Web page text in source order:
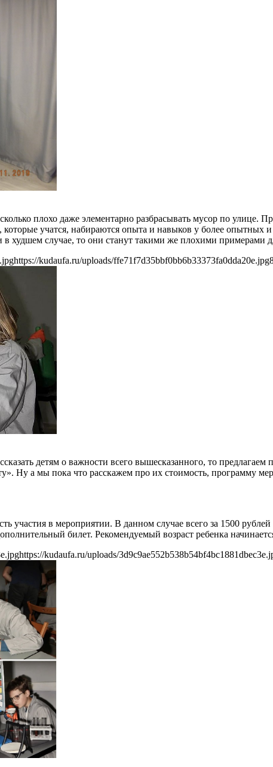
плохо даже элементарно разбрасывать мусор по улице.
учатся, набираются опыта и навыков у более опытных
худшем случае, то они станут такими же плохими примерами
https://kudaufa.ru/uploads/ffe71f7d35bbf0bb6b33373fa0dda20e.jpg
детям о важности всего вышесказанного, то
Ну а мы пока что расскажем про их стоимость, программу
участия в мероприятии. В данном случае всего за 1500
билет. Рекомендуемый возраст ребенка
https://kudaufa.ru/uploads/